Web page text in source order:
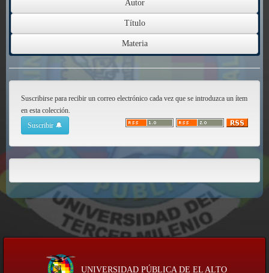
Suscribirse para recibir un correo electrónico cada vez que se introduzca un ítem
en esta colección.
UNIVERSIDAD PÚBLICA DE EL ALTO